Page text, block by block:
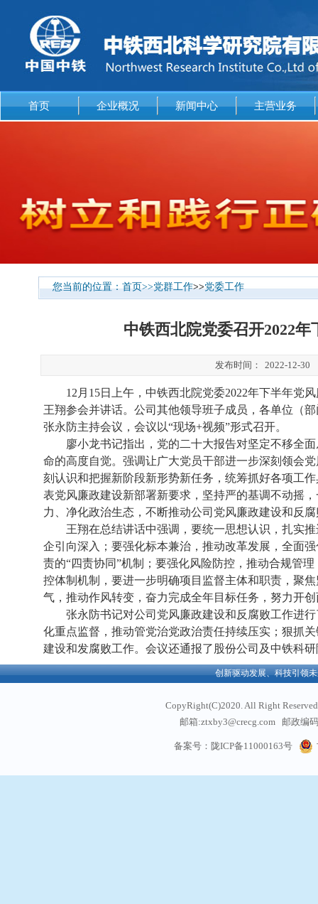
首页 企业概况 新闻中心 主营业务
您当前的位置：首页>>党群工作>>党委工作
中铁西北院党委召开2022
发布时间： 2022-12-30
12月15日上午，中铁西北院党委2022年下半年党
王翔参会并讲话。公司其他领导班子成员，各单位（
张永防主持会议，会议以“现场+视频”形式召开。
廖小龙书记指出，党的二十大报告对坚定不移全
命的高度自觉。强调让广大党员干部进一步深刻领会
刻认识和把握新阶段新形势新任务，统筹抓好各项工
表党风廉政建设新部署新要求，坚持严的基调不动摇
力、净化政治生态，不断推动公司党风廉政建设和反
王翔在总结讲话中强调，要统一思想认识，扎实
企引向深入；要强化标本兼治，推动改革发展，全面
责的“四责协同”机制；要强化风险防控，推动合规管
控体制机制，要进一步明确项目监督主体和职责，聚
气，推动作风转变，奋力完成全年目标任务，努力开
张永防书记对公司党风廉政建设和反腐败工作进
化重点监督，推动管党治党政治责任持续压实；狠抓
建设和发腐败工作。会议还通报了股份公司及中铁科
欢迎访问中铁西北科学院有限公司官方网站！创新驱动发展、科技引领未来
CopyRight(C)2020. All Right
邮箱:ztxby3@crecg.com 邮政编
通信地址: 甘肃省兰
备案号：陇ICP备11000163号